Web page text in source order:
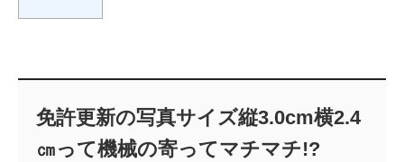
免許更新の写真サイズ縦3.0cm横2.4
㎝って機械の寄ってマチマチ!?